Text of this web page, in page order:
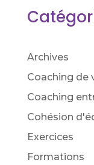
Archives
Coaching de
Coaching
Cohésion
Exercices
Formations